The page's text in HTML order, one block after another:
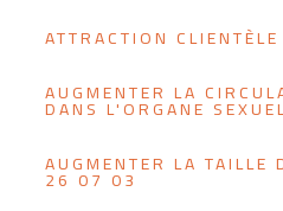
ATTRACTION
AUGMENTER LA
DANS L'ORGANE
AUGMENTER LA
26 07 03